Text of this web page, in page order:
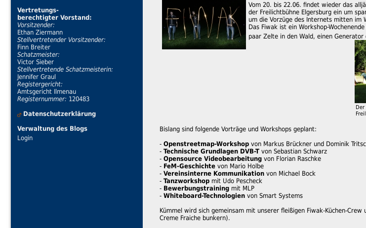
Vertretungs-
berechtigter Vorstand:
Vorsitzender:
Ethan Ziermann
Stellvertretender Vorsitzender:
Finn Breiter
Schatzmeister:
Victor Sieber
Stellvertretende Schatzmeisterin:
Jennifer Graul
Registergericht:
Amtsgericht Ilmenau
Registernummer: 120483
Datenschutzerklärung
Verwaltung des Blogs
Login
Vom 20. bis 22.06. findet wieder das
der Freilichtbühne Elgersburg ein um
um die Vorzüge des Internets mitten im
Das Fiwak ist ein Workshop-
paar Zelte in den Wald, einen
Bislang sind folgende Vorträge und Workshops geplant:
- Openstreetmap-Workshop von Markus Brückner und Dominik
- Technische Grundlagen DVB-T von Sebastian Schwarz
- Opensource Videobearbeitung von Florian Raschke
- FeM-Geschichte von Mario Holbe
- Vereinsinterne Kommunikation von Michael Bock
- Tanzworkshop mit Udo Pescheck
- Bewerbungstraining mit MLP
- Whiteboard-Technologien von Smart Systems
Kümmel wird sich gemeinsam mit unserer fleißigen Fiwak-Küchen-
Creme Fraiche bunkern).